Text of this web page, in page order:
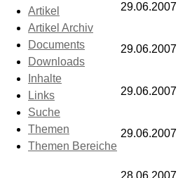
Artikel
Artikel Archiv
Documents
Downloads
Inhalte
Links
Suche
Themen
Themen Bereiche
29.06.2007
29.06.2007
29.06.2007
29.06.2007